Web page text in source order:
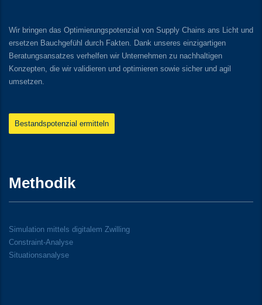
Wir bringen das Optimierungspotenzial von Supply Chains ans Licht und
ersetzen Bauchgefühl durch Fakten. Dank unseres einzigartigen
Beratungsansatzes verhelfen wir Unternehmen zu nachhaltigen
Konzepten, die wir validieren und optimieren sowie sicher und agil
umsetzen.
Bestandspotenzial ermitteln
Methodik
Simulation mittels digitalem Zwilling
Constraint-Analyse
Situationsanalyse